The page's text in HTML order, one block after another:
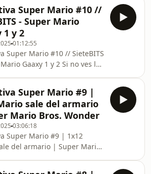
debut de Super
la Iniciativa Super Mario,
abrimos las páginas de
títulos más queridos y
de la saga: Paper Mario: La
✂️ Un Mario de
mundo lleno de humor y
combates
por
Super Mario #10 //
- Super Mario
1 y 2
01:12:55
Super Mario #10 // SieteBITS
Gaaxy 1 y 2 Si no ves las
a una nueva iniciativa
nuestro particular estilo,
dos grandes entregas de la
Mario Galaxy 1 y 2 (o
has llegado hasta aquí, es
o quieres aprender
Super Mario. Pocas veces
t
Super Mario #9 |
sale del armario
Mario Bros. Wonder
03:06:18
Super Mario #9 | 1x12
del armario | Super Mario